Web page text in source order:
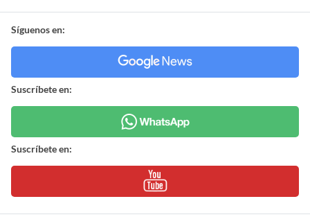
Síguenos en:
Suscríbete en:
Suscríbete en: